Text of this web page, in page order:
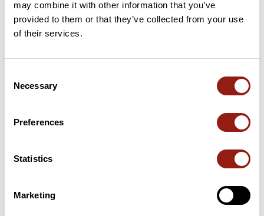
may combine it with other information that you’ve
provided to them or that they’ve collected from your use
of their services.
Selection
Necessary
Preferences
Statistics
Marketing
Ajouter un avis
Résumé
Découvrez ce parcours de randonnée de 14 km à proximité de
550m. Prévoyez environ 4 heures et 53 minutes pour réaliser ce